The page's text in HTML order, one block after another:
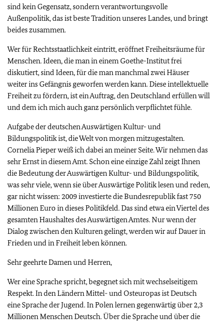
sind kein Gegensatz, sondern verantwortungsvolle
Außenpolitik, das ist beste Tradition unseres Landes, und bringt
beides zusammen.
Wer für Rechtsstaatlichkeit eintritt, eröffnet Freiheitsräume für
Menschen. Ideen, die man in einem Goethe-Institut frei
diskutiert, sind Ideen, für die man manchmal zwei Häuser
weiter ins Gefängnis geworfen werden kann. Diese intellektuelle
Freiheit zu fördern, ist ein Auftrag, den Deutschland erfüllen will
und dem ich mich auch ganz persönlich verpflichtet fühle.
Aufgabe der deutschen Auswärtigen Kultur- und
Bildungspolitik ist, die Welt von morgen mitzugestalten.
Cornelia Pieper weiß ich dabei an meiner Seite. Wir nehmen das
sehr Ernst in diesem Amt. Schon eine einzige Zahl zeigt Ihnen
die Bedeutung der Auswärtigen Kultur- und Bildungspolitik,
was sehr viele, wenn sie über Auswärtige Politik lesen und reden,
gar nicht wissen: 2009 investierte die Bundesrepublik fast 750
Millionen Euro in dieses Politikfeld. Das sind etwa ein Viertel des
gesamten Haushaltes des Auswärtigen Amtes. Nur wenn der
Dialog zwischen den Kulturen gelingt, werden wir auf Dauer in
Frieden und in Freiheit leben können.
Sehr geehrte Damen und Herren,
Wer eine Sprache spricht, begegnet sich mit wechselseitigem
Respekt. In den Ländern Mittel- und Osteuropas ist Deutsch
eine Sprache der Jugend. In Polen lernen gegenwärtig über 2,3
Millionen Menschen Deutsch. Über die Sprache und über die